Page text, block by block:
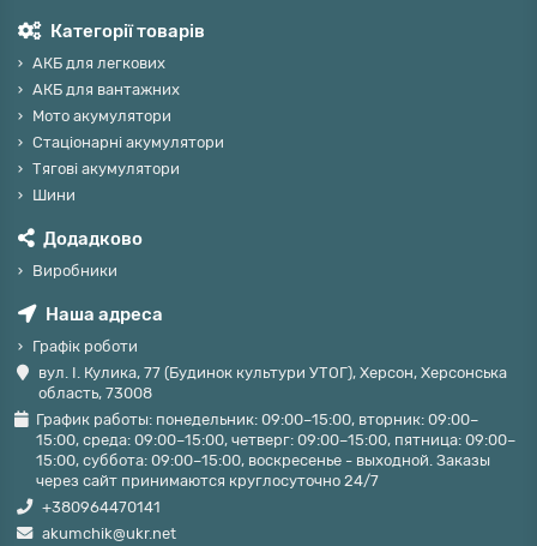
Категорії товарів
АКБ для легкових
АКБ для вантажних
Мото акумулятори
Стаціонарні акумулятори
Тягові акумулятори
Шини
Додадково
Виробники
Наша адреса
Графік роботи
вул. І. Кулика, 77 (Будинок культури УТОГ), Херсон, Херсонська
область, 73008
График работы: понедельник: 09:00–15:00, вторник: 09:00–
15:00, среда: 09:00–15:00, четверг: 09:00–15:00, пятница: 09:00–
15:00, суббота: 09:00–15:00, воскресенье - выходной. Заказы
через сайт принимаются круглосуточно 24/7
+380964470141
akumchik@ukr.net